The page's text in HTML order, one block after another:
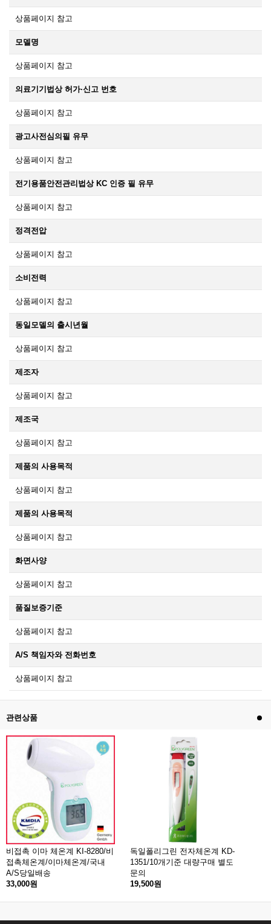
상품페이지 참고
모델명
상품페이지 참고
의료기기법상 허가·신고 번호
상품페이지 참고
광고사전심의필 유무
상품페이지 참고
전기용품안전관리법상 KC 인증 필 유무
상품페이지 참고
정격전압
상품페이지 참고
소비전력
상품페이지 참고
동일모델의 출시년월
상품페이지 참고
제조자
상품페이지 참고
제조국
상품페이지 참고
제품의 사용목적
상품페이지 참고
제품의 사용목적
상품페이지 참고
화면사양
상품페이지 참고
품질보증기준
상품페이지 참고
A/S 책임자와 전화번호
상품페이지 참고
관련상품
비접촉 이마 체온계 KI-8280/비
접촉체온계/이마체온계/국내
A/S당일배송
33,000원
독일폴리그린 전자체온계 KD-
1351/10개기준 대량구매 별도
문의
19,500원